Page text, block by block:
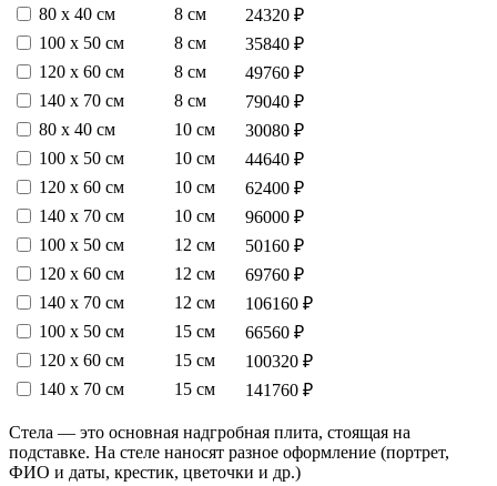
80 х 40 см
8 см
24320 ₽
100 х 50 см
8 см
35840 ₽
120 х 60 см
8 см
49760 ₽
140 х 70 см
8 см
79040 ₽
80 х 40 см
10 см
30080 ₽
100 х 50 см
10 см
44640 ₽
120 х 60 см
10 см
62400 ₽
140 х 70 см
10 см
96000 ₽
100 х 50 см
12 см
50160 ₽
120 х 60 см
12 см
69760 ₽
140 х 70 см
12 см
106160 ₽
100 х 50 см
15 см
66560 ₽
120 х 60 см
15 см
100320 ₽
140 х 70 см
15 см 141760 ₽
Стела — это основная надгробная плита, стоящая на
подставке. На стеле наносят разное оформление (портрет,
ФИО и даты, крестик, цветочки и др.)